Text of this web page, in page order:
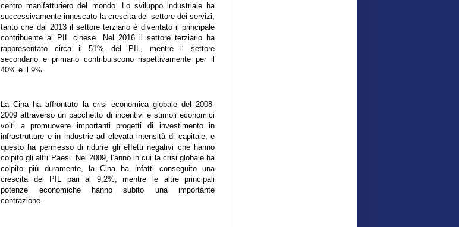
centro manifatturiero del mondo. Lo sviluppo industriale ha
successivamente innescato la crescita del settore dei servizi,
tanto che dal 2013 il settore terziario è diventato il principale
contribuente al PIL cinese. Nel 2016 il settore terziario ha
rappresentato circa il 51% del PIL, mentre il settore
secondario e primario contribuiscono rispettivamente per il
40% e il 9%.
La Cina ha affrontato la crisi economica globale del 2008-
2009 attraverso un pacchetto di incentivi e stimoli economici
volti a promuovere importanti progetti di investimento in
infrastrutture e in industrie ad elevata intensità di capitale, e
questo ha permesso di ridurre gli effetti negativi che hanno
colpito gli altri Paesi. Nel 2009, l’anno in cui la crisi globale ha
colpito più duramente, la Cina ha infatti conseguito una
crescita del PIL pari al 9,2%, mentre le altre principali
potenze economiche hanno subito una importante
contrazione.